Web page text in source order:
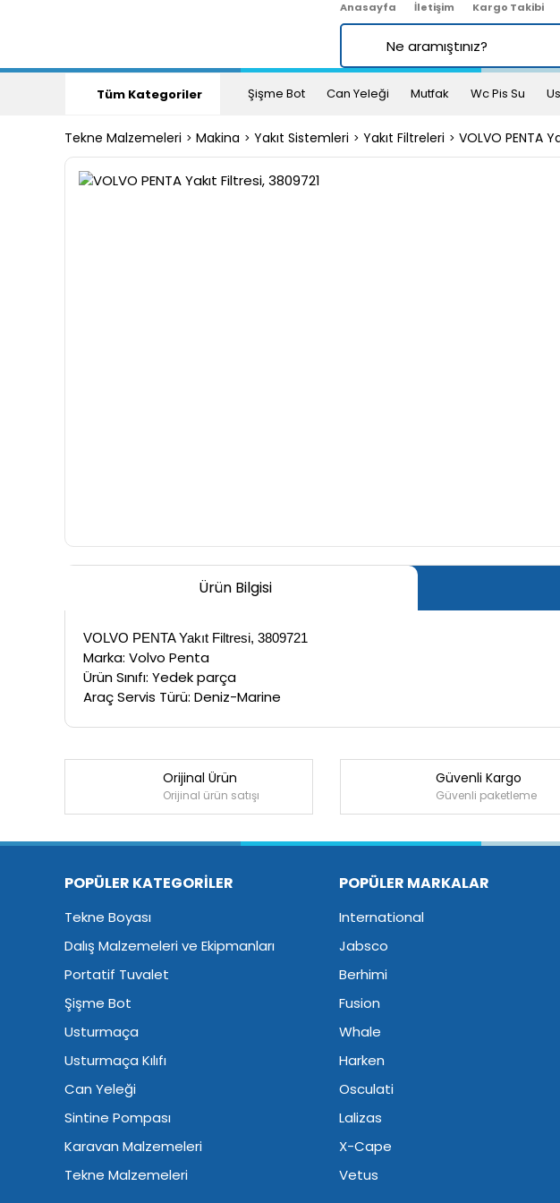
Anasayfa İletişim Kargo Takibi
Tüm Kategoriler Şişme Bot Can Yeleği Mutfak Wc Pis Su
Tekne Malzemeleri Makina Yakıt Sistemleri Yakıt Filtreleri VOLVO PENTA
Ürün Bilgisi
VOLVO PENTA Yakıt Filtresi, 3809721
Marka: Volvo Penta
Ürün Sınıfı: Yedek parça
Araç Servis Türü: Deniz-Marine
Bu
Orijinal Ürün
Orijinal ürün satışı
Güvenli Kargo
Güvenli paketleme
POPÜLER KATEGORİLER
Tekne Boyası
Dalış Malzemeleri ve Ekipmanları
Portatif Tuvalet
Şişme Bot
Usturmaça
Usturmaça Kılıfı
Can Yeleği
Sintine Pompası
Karavan Malzemeleri
Tekne Malzemeleri
POPÜLER MARKALAR
International
Jabsco
Berhimi
Fusion
Whale
Harken
Osculati
Lalizas
X-Cape
Vetus